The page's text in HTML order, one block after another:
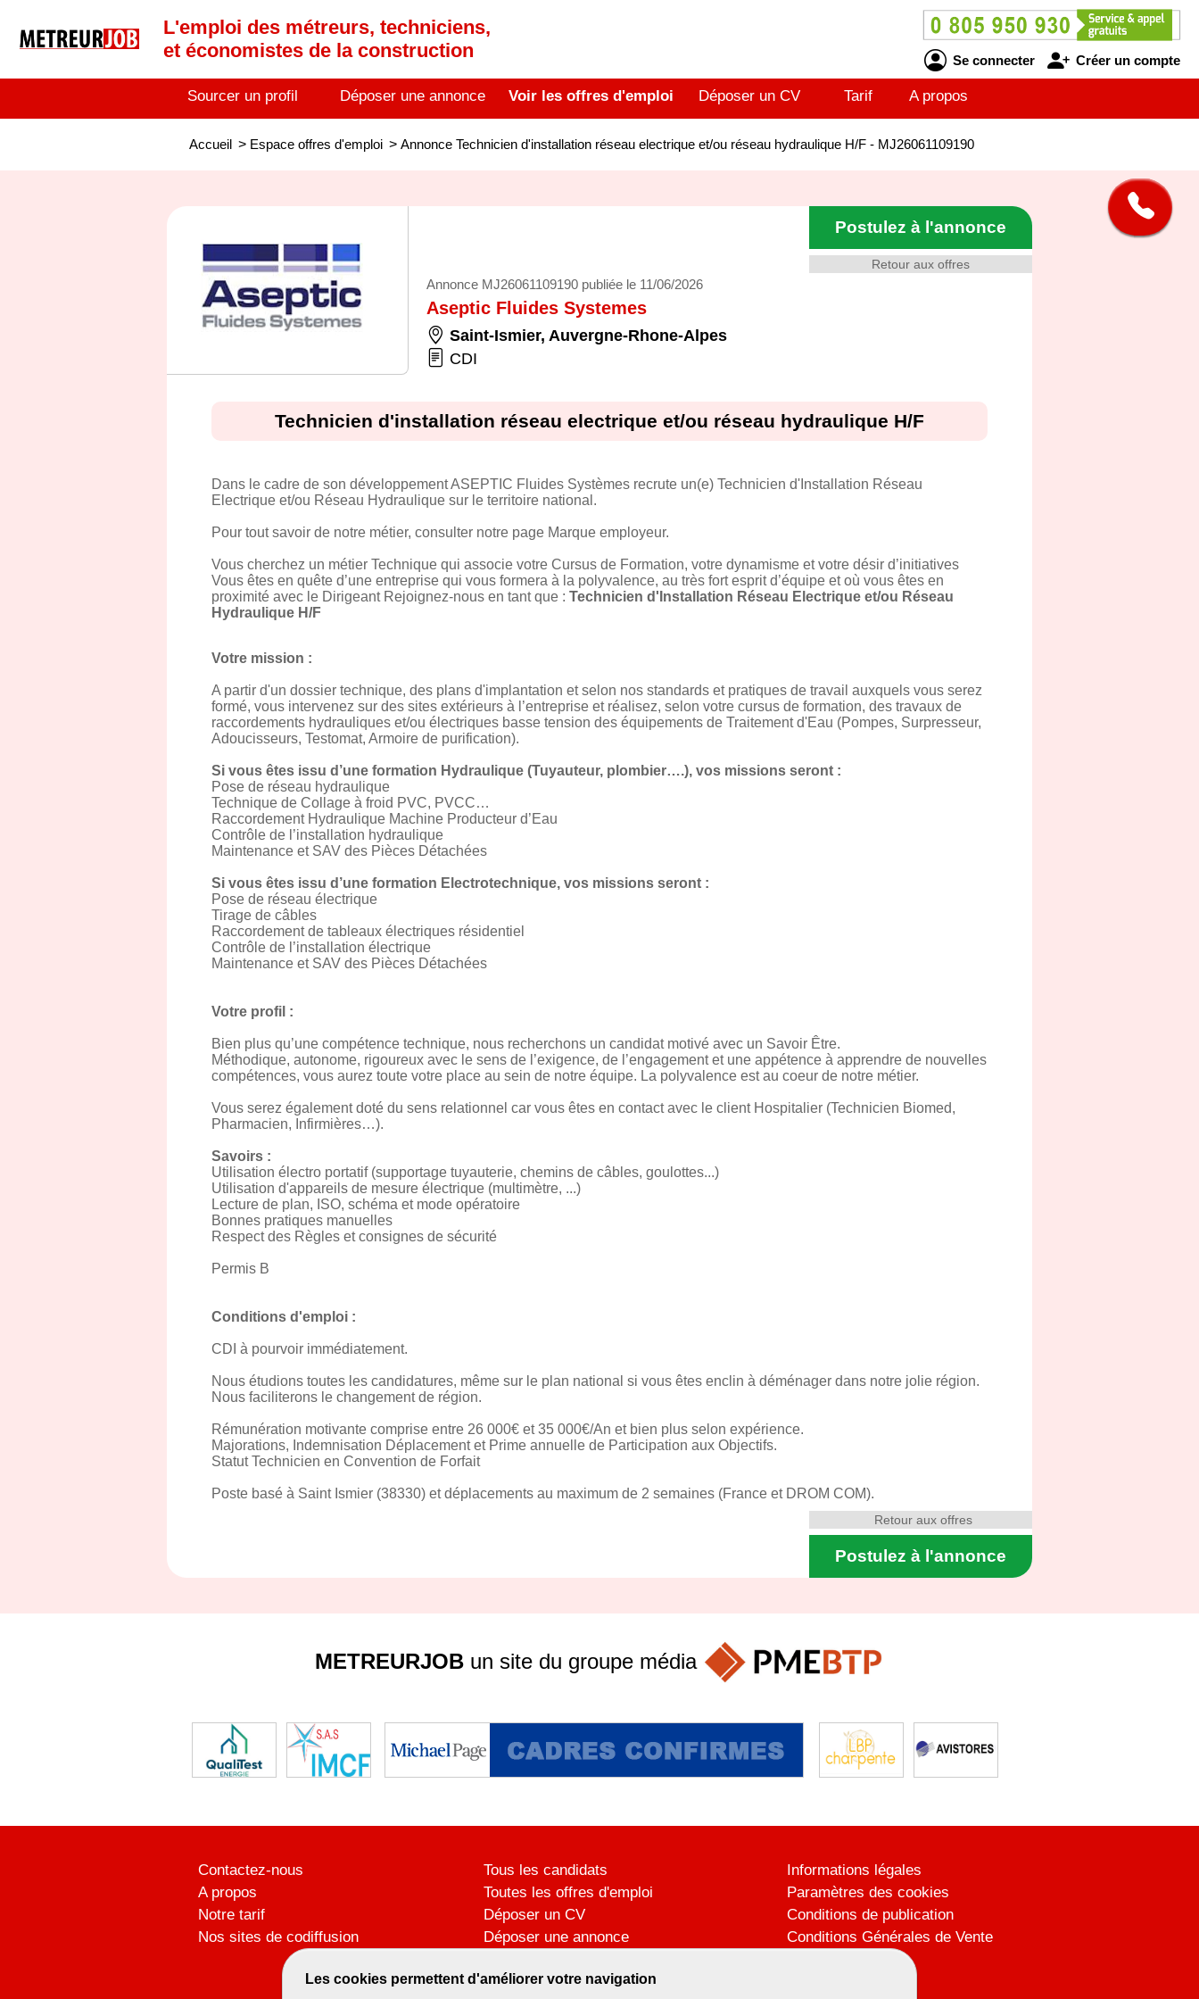
L'emploi des métreurs, techniciens,
et économistes de la construction
Se connecter Créer un compte
Sourcer un profil Déposer une annonce Voir les offres d'emploi Déposer un CV Tarif A propos
Accueil > Espace offres d'emploi > Annonce Technicien d'installation réseau electrique et/ou réseau hydraulique H/F - MJ26061109190
Retour aux offres
Postulez à l'annonce
Annonce MJ26061109190 publiée le 11/06/2026
Aseptic Fluides Systemes
Saint-Ismier, Auvergne-Rhone-Alpes
CDI
Technicien d'installation réseau electrique et/ou réseau hydraulique H/F
Dans le cadre de son développement ASEPTIC Fluides Systèmes recrute un(e) Technicien d'Installation Réseau
Electrique et/ou Réseau Hydraulique sur le territoire national.
Pour tout savoir de notre métier, consulter notre page Marque employeur.
Vous cherchez un métier Technique qui associe votre Cursus de Formation, votre dynamisme et votre désir d’initiatives
Vous êtes en quête d’une entreprise qui vous formera à la polyvalence, au très fort esprit d’équipe et où vous êtes en
proximité avec le Dirigeant Rejoignez-nous en tant que : Technicien d'Installation Réseau Electrique et/ou Réseau
Hydraulique H/F
Votre mission :
A partir d'un dossier technique, des plans d'implantation et selon nos standards et pratiques de travail auxquels vous serez
formé, vous intervenez sur des sites extérieurs à l’entreprise et réalisez, selon votre cursus de formation, des travaux de
raccordements hydrauliques et/ou électriques basse tension des équipements de Traitement d'Eau (Pompes, Surpresseur,
Adoucisseurs, Testomat, Armoire de purification).
Si vous êtes issu d’une formation Hydraulique (Tuyauteur, plombier….), vos missions seront :
Pose de réseau hydraulique
Technique de Collage à froid PVC, PVCC…
Raccordement Hydraulique Machine Producteur d’Eau
Contrôle de l’installation hydraulique
Maintenance et SAV des Pièces Détachées
Si vous êtes issu d’une formation Electrotechnique, vos missions seront :
Pose de réseau électrique
Tirage de câbles
Raccordement de tableaux électriques résidentiel
Contrôle de l’installation électrique
Maintenance et SAV des Pièces Détachées
Votre profil :
Bien plus qu’une compétence technique, nous recherchons un candidat motivé avec un Savoir Être.
Méthodique, autonome, rigoureux avec le sens de l’exigence, de l’engagement et une appétence à apprendre de nouvelles
compétences, vous aurez toute votre place au sein de notre équipe. La polyvalence est au coeur de notre métier.
Vous serez également doté du sens relationnel car vous êtes en contact avec le client Hospitalier (Technicien Biomed,
Pharmacien, Infirmières…).
Savoirs :
Utilisation électro portatif (supportage tuyauterie, chemins de câbles, goulottes...)
Utilisation d'appareils de mesure électrique (multimètre, ...)
Lecture de plan, ISO, schéma et mode opératoire
Bonnes pratiques manuelles
Respect des Règles et consignes de sécurité
Permis B
Conditions d'emploi :
CDI à pourvoir immédiatement.
Nous étudions toutes les candidatures, même sur le plan national si vous êtes enclin à déménager dans notre jolie région.
Nous faciliterons le changement de région.
Rémunération motivante comprise entre 26 000€ et 35 000€/An et bien plus selon expérience.
Majorations, Indemnisation Déplacement et Prime annuelle de Participation aux Objectifs.
Statut Technicien en Convention de Forfait
Poste basé à Saint Ismier (38330) et déplacements au maximum de 2 semaines (France et DROM COM).
Postulez à l'annonce
Retour aux offres
Les cookies permettent d'améliorer votre navigation
METREURJOB un site du groupe média
Contactez-nous
A propos
Notre tarif
Nos sites de codiffusion
Tous les candidats
Toutes les offres d'emploi
Déposer un CV
Déposer une annonce
Informations légales
Paramètres des cookies
Conditions de publication
Conditions Générales de Vente